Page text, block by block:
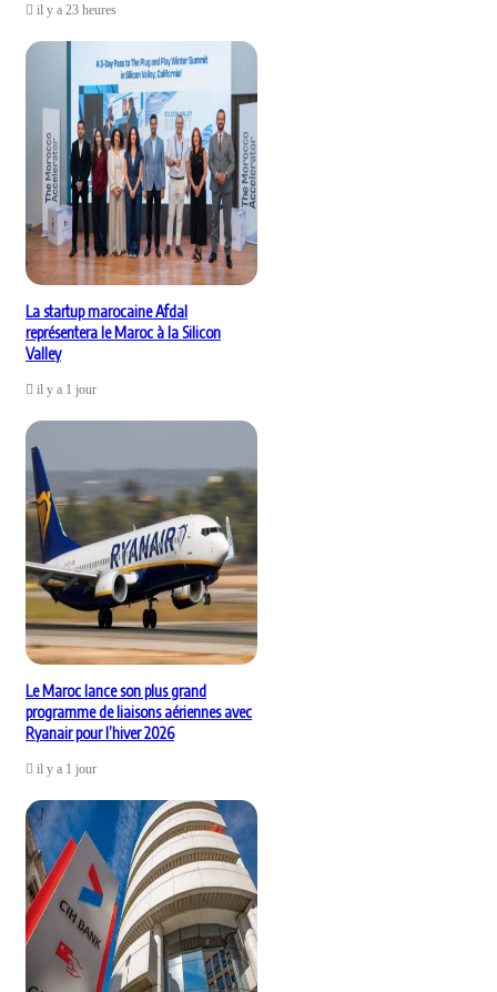
il y a 23 heures
La startup marocaine Afdal
représentera le Maroc à la Silicon
Valley
il y a 1 jour
Le Maroc lance son plus grand
programme de liaisons aériennes avec
Ryanair pour l’hiver 2026
il y a 1 jour